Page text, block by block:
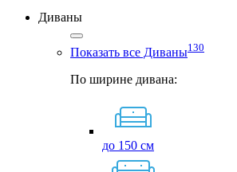
Диваны
Показать все Диваны130
По ширине дивана:
до 150 см